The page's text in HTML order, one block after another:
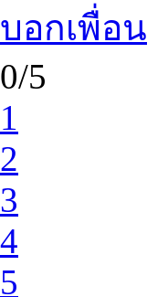
บอกเพื่อน
0/5
1
2
3
4
5